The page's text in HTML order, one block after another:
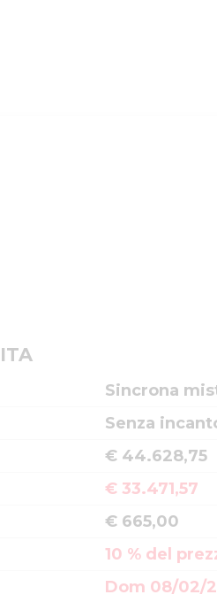
Sincrona
Senza
€ 44.628,75
€ 33.471,57
€ 665,00
10 % del
Dom 08/02/